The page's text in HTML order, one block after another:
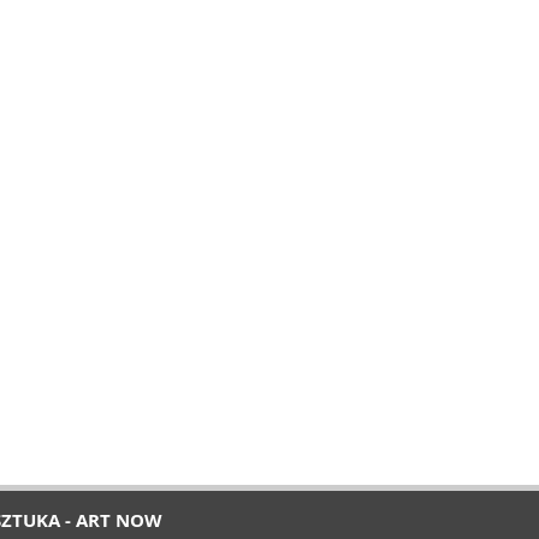
- ART NOW